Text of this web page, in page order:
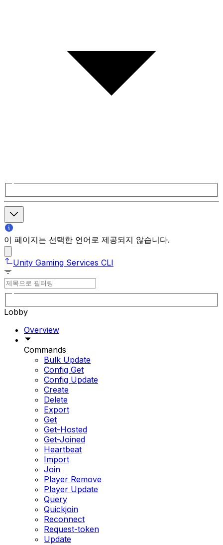
이 페이지는 선택한 언어로 제공되지 않습니다.
Unity Gaming Services CLI
Lobby
Overview
Commands
Bulk Update
Config Get
Config Update
Create
Delete
Export
Get
Get-Hosted
Get-Joined
Heartbeat
Import
Join
Player Remove
Player Update
Query
Quickjoin
Reconnect
Request-token
Update